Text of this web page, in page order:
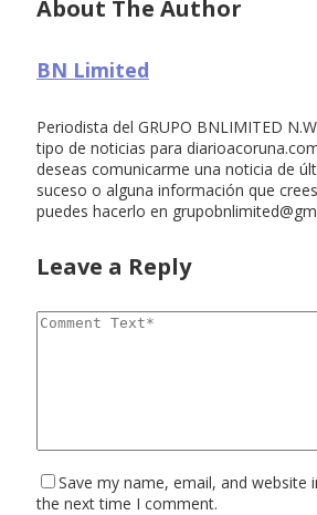
About The Author
BN Limited
Periodista del GRUPO BNLIMITED
tipo de noticias para
deseas comunicarme una noticia de
suceso o alguna información que
puedes hacerlo en
Leave a Reply
Save my name, email, and website
the next time I comment.